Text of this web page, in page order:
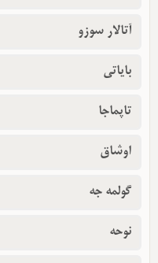
آتالار سوزو
بایاتی
تاپماجا
اوشاق
گولمه جه
نوحه